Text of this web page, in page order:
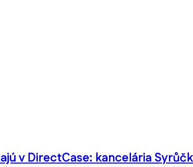
v DirectCase: kancelária